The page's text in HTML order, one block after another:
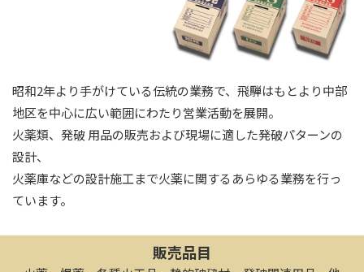
昭和2年より手がけている伝統の業務で、飛騨はもとより中部
地区を中心に広い範囲にわたり営業活動を展開。
火薬類、発破 用品の販売および現場に適した発破パターンの
設計、
火薬庫などの設計施工まで火薬に関するあらゆる業務を行っ
ています。
販売品目